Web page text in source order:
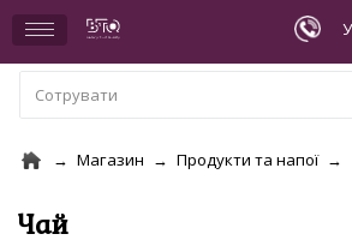
Магазин Продукти та напої
Чай